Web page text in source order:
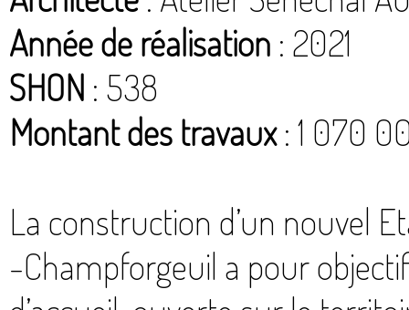
Année de réalisation : 2021
SHON : 538
Montant des travaux: 1 070
La construction d’un nouvel
-Champforgeuil a pour